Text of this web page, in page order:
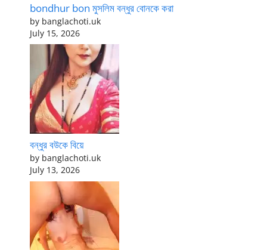
bondhur bon মুসলিম বন্ধুর বোনকে করা
by banglachoti.uk
July 15, 2026
বন্ধুর বউকে বিয়ে
by banglachoti.uk
July 13, 2026